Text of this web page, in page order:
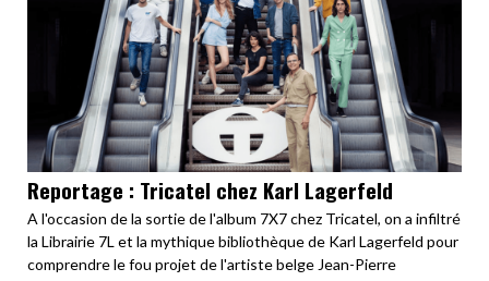
Reportage : Tricatel chez Karl Lagerfeld
A l'occasion de la sortie de l'album 7X7 chez Tricatel, on a infiltré
la Librairie 7L et la mythique bibliothèque de Karl Lagerfeld pour
comprendre le fou projet de l'artiste belge Jean-Pierre